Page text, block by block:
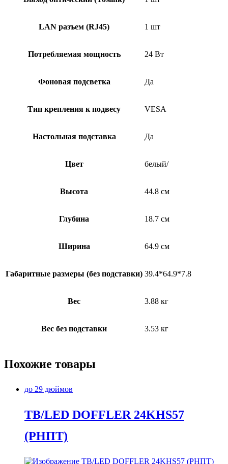
LAN разъем (RJ45) 1 шт
Потребляемая мощность 24 Вт
Фоновая подсветка Да
Тип крепления к подвесу VESA
Настольная подставка Да
Цвет белый/
Высота 44.8 см
Глубина 18.7 см
Ширина 64.9 см
Габаритные размеры (без подставки) 39.4*64.9*7.8
Вес 3.88 кг
Вес без подставки 3.53 кг
Похожие товары
до 29 дюймов
TB/LED DOFFLER 24KHS57
(РНПТ)